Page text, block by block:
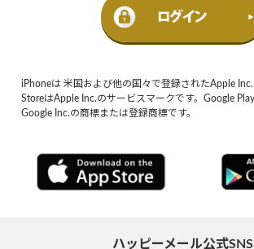
iPhoneは 米国および他の国々で登録されたApple
StoreはApple Inc.のサービスマークです。Google
Google Inc.の商標または登録商標です。
ハッピーメール公式SNS